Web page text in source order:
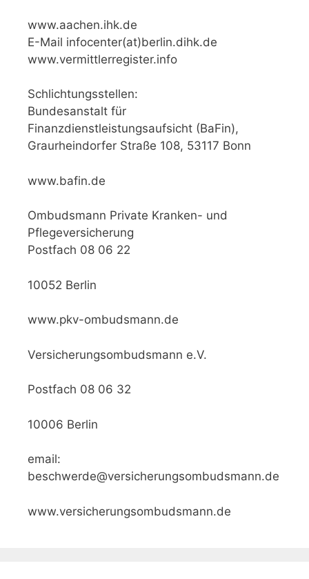
www.aachen.ihk.de
E-Mail infocenter(at)berlin.dihk.de
www.vermittlerregister.info
Schlichtungsstellen:
Bundesanstalt für
Finanzdienstleistungsaufsicht (BaFin),
Graurheindorfer Straße 108, 53117 Bonn
www.bafin.de
Ombudsmann Private Kranken- und
Pflegeversicherung
Postfach 08 06 22
10052 Berlin
www.pkv-ombudsmann.de
Versicherungsombudsmann e.V.
Postfach 08 06 32
10006 Berlin
email:
beschwerde@versicherungsombudsmann.de
www.versicherungsombudsmann.de